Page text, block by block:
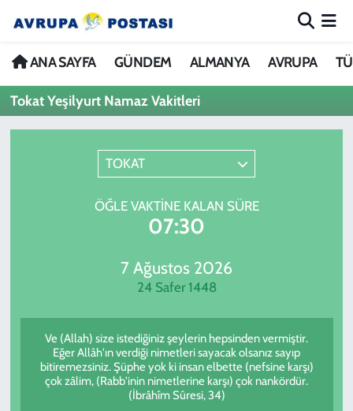
ANA SAYFA GÜNDEM ALMANYA AVRUPA
Tokat Yeşilyurt Namaz Vakitleri
TOKAT
ÖĞLE VAKTINE KALAN SÜRE
07:30
7 Ağustos 2026
24 Safer 1448
Ve (Allah) size istediğiniz şeylerin hepsinden vermiştir.
Eğer Allâh'ın verdiği nimetleri sayacak olsanız sayıp
bitiremezsiniz. Şüphe yok ki insan elbette (nefsine karşı)
çok zâlim, (Rabb'inin nimetlerine karşı) çok nankördür.
(İbrâhîm Sûresi, 34)
ANA SAYFA
GÜNDEM
SPOR
KADIN
Nöbetçi Eczaneler
Hava Durumu
Trafik Durumu
Avrupa Ligi Puan Durumu ve Fikstür
Tüm Manşetler
Haber Arşivi